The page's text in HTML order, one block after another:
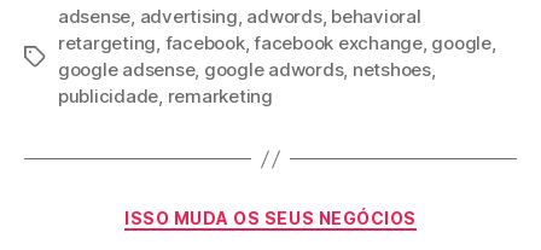
Tags
adsense, advertising, adwords, behavioral
retargeting, facebook,facebook exchange, google,
google adsense, google adwords, netshoes,
publicidade, remarketing
Categorias
ISSO MUDA OS SEUS NEGÓCIOS